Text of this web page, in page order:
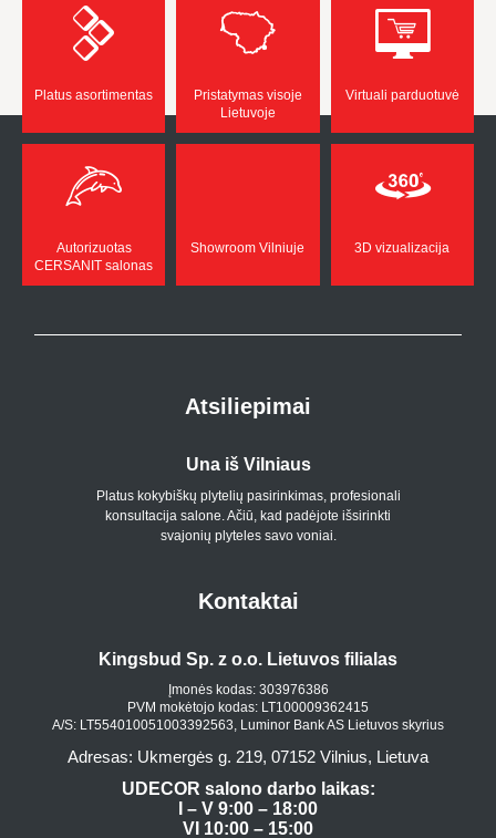
Platus asortimentas
Pristatymas visoje
Lietuvoje
Virtuali parduotuvė
Autorizuotas
CERSANIT salonas
Showroom Vilniuje 3D vizualizacija
Atsiliepimai
Una iš Vilniaus
Platus kokybiškų plytelių pasirinkimas, profesionali
konsultacija salone. Ačiū, kad padėjote išsirinkti
svajonių plyteles savo voniai.
Kontaktai
Kingsbud Sp. z o.o. Lietuvos filialas
Įmonės kodas: 303976386
PVM mokėtojo kodas: LT100009362415
A/S: LT554010051003392563, Luminor Bank AS Lietuvos skyrius
Adresas: Ukmergės g. 219, 07152 Vilnius, Lietuva
UDECOR salono darbo laikas:
I – V 9:00 – 18:00
VI 10:00 – 15:00